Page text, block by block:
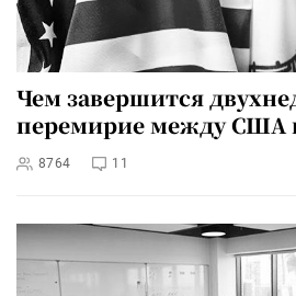
Чем завершится
перемирие между США
8764 11